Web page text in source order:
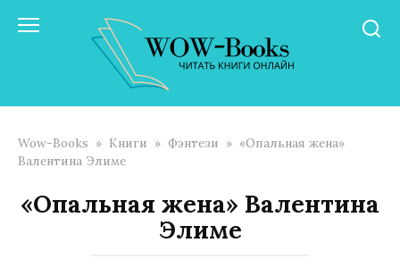
Wow-Books » Книги » Фэнтези » «Опальная жена»
Валентина Элиме
«Опальная жена» Валентина
Элиме